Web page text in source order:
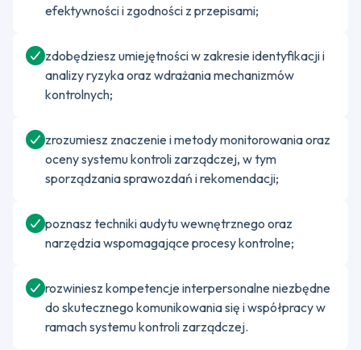
efektywności i zgodności z przepisami;
zdobędziesz umiejętności w zakresie identyfikacji i
analizy ryzyka oraz wdrażania mechanizmów
kontrolnych;
zrozumiesz znaczenie i metody monitorowania oraz
oceny systemu kontroli zarządczej, w tym
sporządzania sprawozdań i rekomendacji;
poznasz techniki audytu wewnętrznego oraz
narzędzia wspomagające procesy kontrolne;
rozwiniesz kompetencje interpersonalne niezbędne
do skutecznego komunikowania się i współpracy w
ramach systemu kontroli zarządczej.